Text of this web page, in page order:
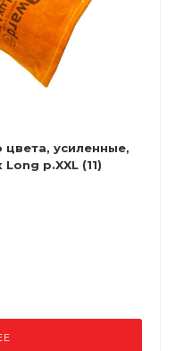
цвета, усиленные,
р.XXL (11)